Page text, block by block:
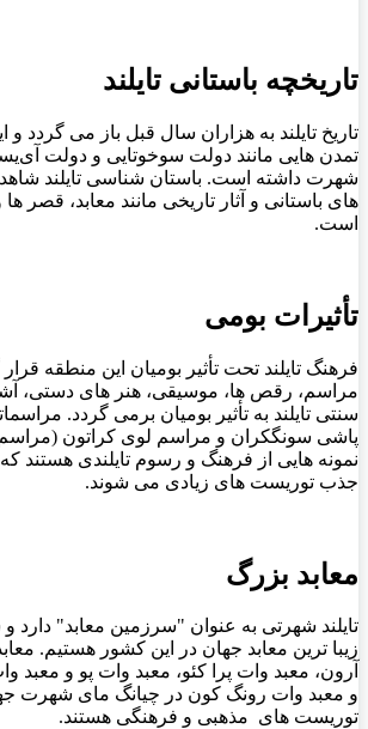
تاریخچه باستانی تایلند
تاریخ تایلند به هزاران سال قبل باز می‌ گردد و
تمدن‌ هایی مانند دولت سوخوتایی و دولت
شهرت داشته است. باستان‌ شناسی تایلند شاهد
های باستانی و آثار تاریخی مانند معابد، قصر
است.
تأثیرات بومی
فرهنگ تایلند تحت تأثیر بومیان این منطقه
مراسم، رقص ‌ها، موسیقی، هنر های دستی،
سنتی تایلند به تأثیر بومیان برمی‌ گردد.
‌پاشی سونگکران و مراسم لوی کراتون (مراسم
نمونه‌ هایی از فرهنگ و رسوم تایلندی هستند
جذب توریست های زیادی می ‌شوند.
معابد بزرگ
تایلند شهرتی به عنوان "سرزمین معابد" دارد
زیبا ترین معابد جهان در این کشور هستیم.
آرون، معبد وات پرا کئو، معبد وات پو و معبد
و معبد وات رونگ کون در چیانگ مای شهرت
توریست های مذهبی و فرهنگی هستند.